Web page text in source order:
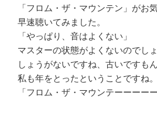
「フロム・ザ・マウンテン」がお
早速聴いてみました。
「やっぱり、音はよくない」
マスターの状態がよくないのでし
しょうがないですね、古いですもん
私も年をとったということですね。
「フロム・ザ・マウンテーーーーー